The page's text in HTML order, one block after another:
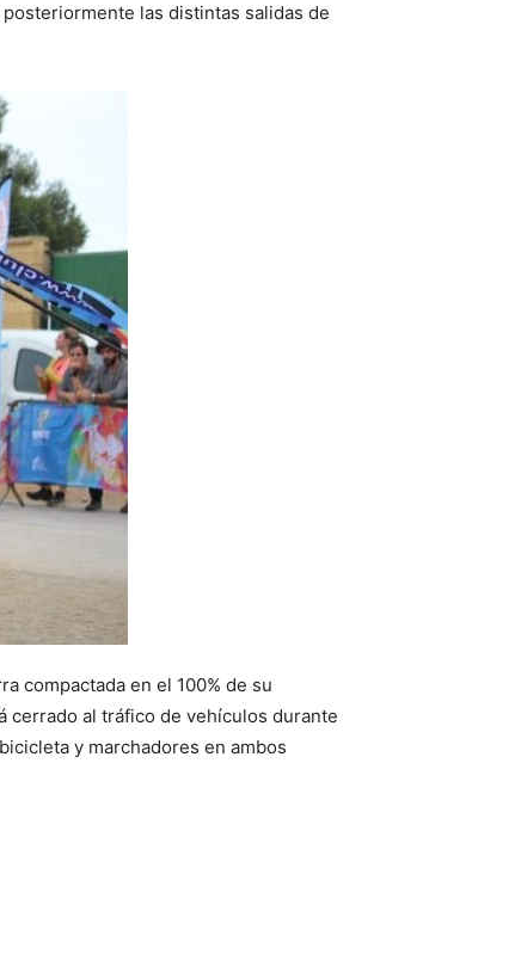
las distintas salidas de
compactada en el 100% de su
cerrado al tráfico de vehículos durante
y marchadores en ambos